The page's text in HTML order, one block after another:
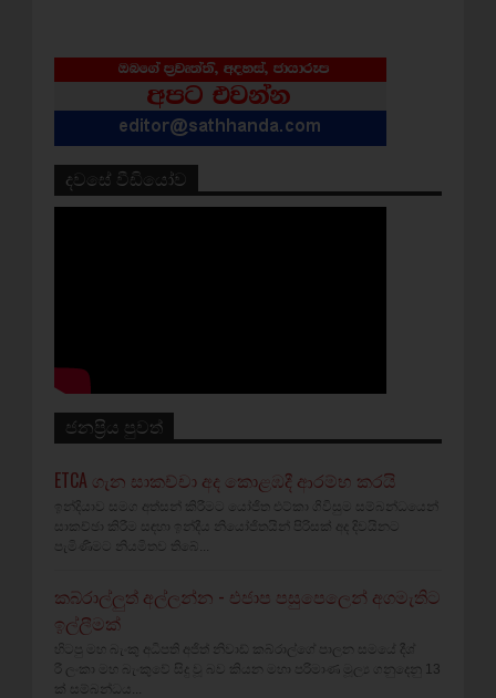
දවසේ වීඩියෝව
ජනප්‍රිය පුවත්
ETCA ගැන සාකච්චා අද කොළඹදී ආරම්භ කරයි
ඉන්දියාව සමග අත්සන් කිරීමට යෝජිත එට්කා ගිවිසුම සම්බන්ධයෙන්
සාකච්ඡා කිරීම සඳහා ඉන්දීය නියෝජිතයින් පිරිසක් අද දිවයිනට
පැමිණීමට නියමිතව තිබේ...
කබ්රාල්ලුත් අල්ලන්න - එජාප පසුපෙලෙන් අගමැතිට
ඉල්ලීමක්
හිටපු මහ බැංකු අධිපති අජිත් නිවාඩ් කබ්රාල්ගේ පාලන සමයේ දීශ්‍
රී ලංකා මහ බැංකුවේ සිදු වූ බව කියන මහා පරිමාණ මූල්‍ය ගනුදෙනු 13
ක් සම්බන්ධය...